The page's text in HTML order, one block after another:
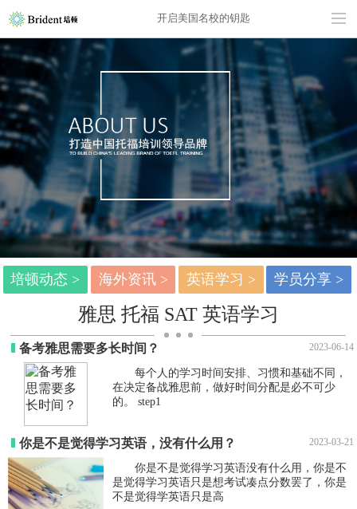
开启美国名校的钥匙
培顿动态 > 海外资讯 > 英语学习 > 学员分享 >
雅思 托福 SAT 英语学习
备考雅思需要多长时间？ 2023-06-14
每个人的学习时间安排、习惯和基础不同，
在决定备战雅思前，做好时间分配是必不可少
的。 step1
你是不是觉得学习英语，没有什么用？ 2023-03-21
你是不是觉得学习英语没有什么用，你是不
是觉得学习英语只是想考试凑点分数罢了，你是
不是觉得学英语只是高